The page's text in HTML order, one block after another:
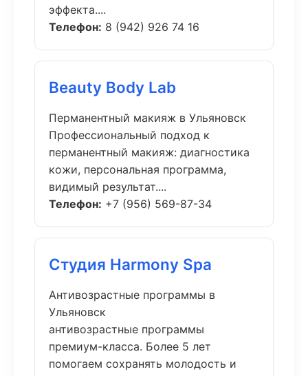
эффекта....
Телефон: 8 (942) 926 74 16
Beauty Body Lab
Перманентный макияж в Ульяновск
Профессиональный подход к
перманентный макияж: диагностика
кожи, персональная программа,
видимый результат....
Телефон: +7 (956) 569-87-34
Студия Harmony Spa
Антивозрастные программы в
Ульяновск
антивозрастные программы
премиум-класса. Более 5 лет
помогаем сохранять молодость и